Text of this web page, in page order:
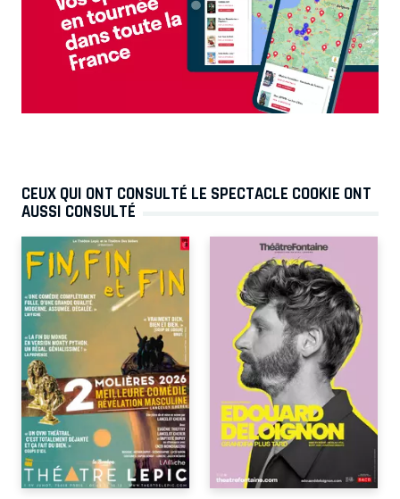
CEUX QUI ONT CONSULTÉ LE SPECTACLE COOKIE ONT
AUSSI CONSULTÉ